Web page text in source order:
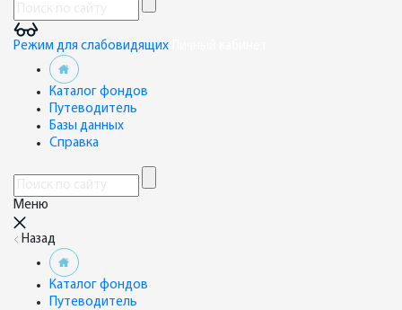
Режим для слабовидящих
Каталог фондов
Путеводитель
Базы данных
Справка
Меню
Назад
Каталог фондов
Путеводитель